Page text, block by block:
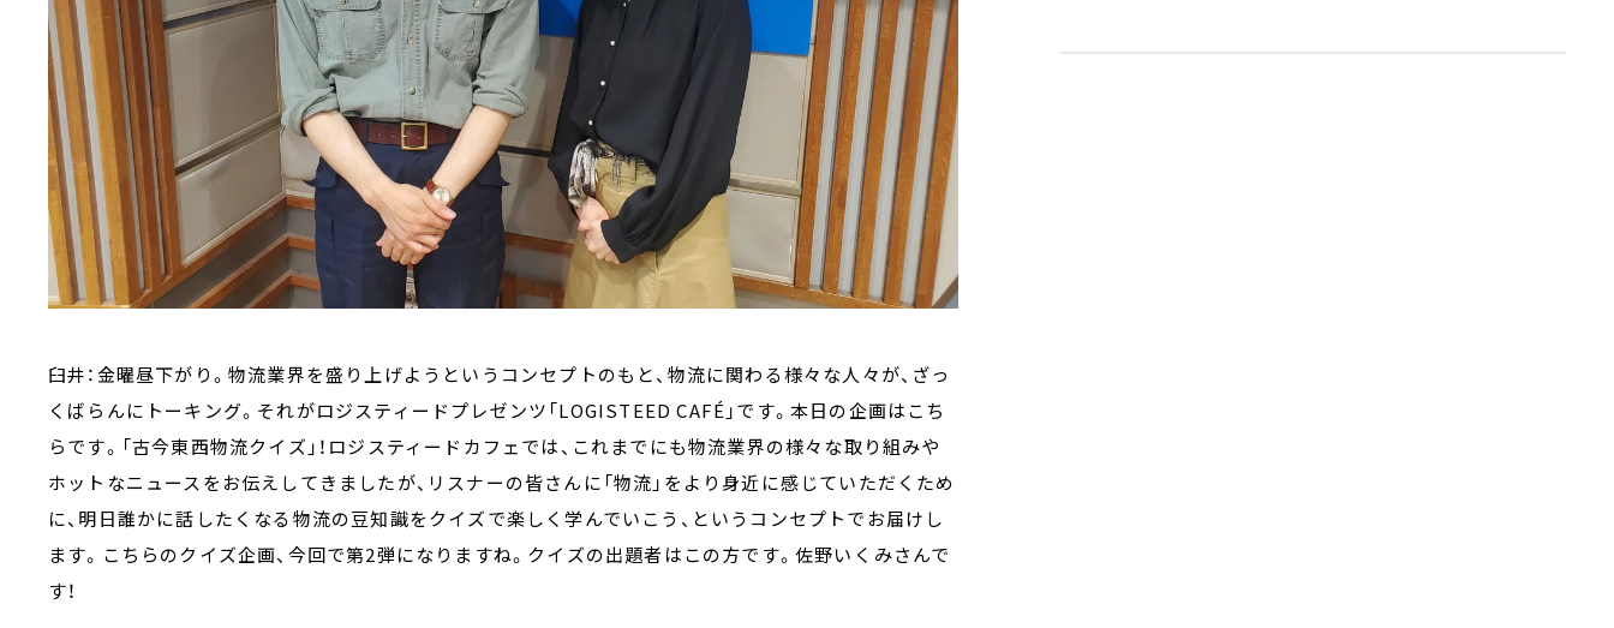
臼井：金曜昼下がり。物流業界を盛り上げようというコンセプトのもと、物流に関わる様々な人々が、ざっ
くばらんにトーキング。それがロジスティードプレゼンツ「LOGISTEED CAFÉ」です。本日の企画はこち
らです。「古今東西物流クイズ」！ロジスティードカフェでは、これまでにも物流業界の様々な取り組みや
ホットなニュースをお伝えしてきましたが、リスナーの皆さんに「物流」をより身近に感じていただくため
に、明日誰かに話したくなる物流の豆知識をクイズで楽しく学んでいこう、というコンセプトでお届けし
ます。こちらのクイズ企画、今回で第2弾になりますね。クイズの出題者はこの方です。佐野いくみさんで
す！